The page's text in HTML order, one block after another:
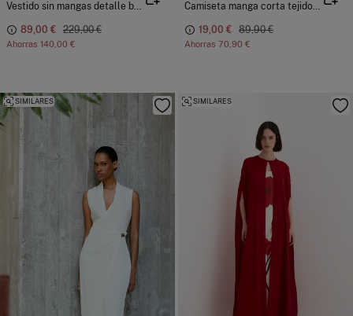
Vestido sin mangas detalle botones
89,00 € 229,00 €
Ahorras 140,00 €
Camiseta manga corta tejido calado
19,00 € 89,90 €
Ahorras 70,90 €
SIMILARES SIMILARES